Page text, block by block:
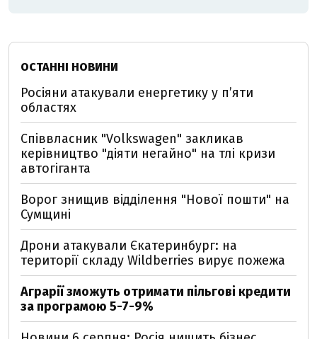
ОСТАННІ НОВИНИ
Росіяни атакували енергетику у пʼяти
областях
Співвласник "Volkswagen" закликав
керівництво "діяти негайно" на тлі кризи
автогіганта
Ворог знищив відділення "Нової пошти" на
Сумщині
Дрони атакували Єкатеринбург: на
території складу Wildberries вирує пожежа
Аграрії зможуть отримати пільгові кредити
за програмою 5-7-9%